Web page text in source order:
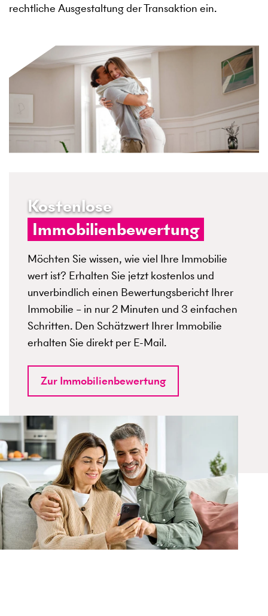
rechtliche Ausgestaltung der Transaktion ein.
Kostenlose
Immobilienbewertung
Möchten Sie wissen, wie viel Ihre Immobilie
wert ist? Erhalten Sie jetzt kostenlos und
unverbindlich einen Bewertungsbericht Ihrer
Immobilie – in nur 2 Minuten und 3 einfachen
Schritten. Den Schätzwert Ihrer Immobilie
erhalten Sie direkt per E-Mail.
Zur Immobilienbewertung